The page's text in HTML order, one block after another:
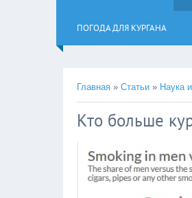
ПОГОДА ДЛЯ КУРГАНА
Главная » Статьи » Наука
Кто больше